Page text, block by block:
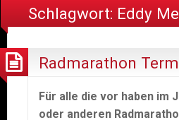
Schlagwort: Eddy
Radmarathon
Für alle die vor haben im
oder anderen